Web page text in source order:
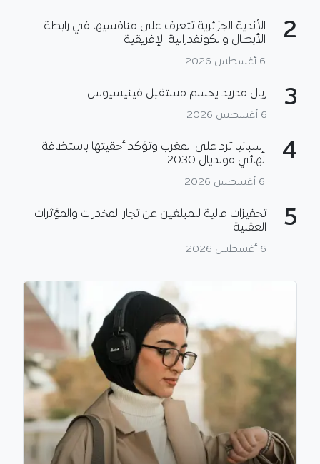
2
الأندية الجزائرية تتعرف على منافسيها في رابطة
الأبطال والكونفدرالية الإفريقية
6 أغسطس 2026
3 ريال مدريد يحسم مستقبل فينيسيوس
6 أغسطس 2026
4
إسبانيا ترد على المغرب وتؤكد أحقيتها باستضافة
نهائي مونديال 2030
6 أغسطس 2026
5
تحفيزات مالية للمبلغين عن تجار المخدرات والمؤثرات
العقلية
6 أغسطس 2026